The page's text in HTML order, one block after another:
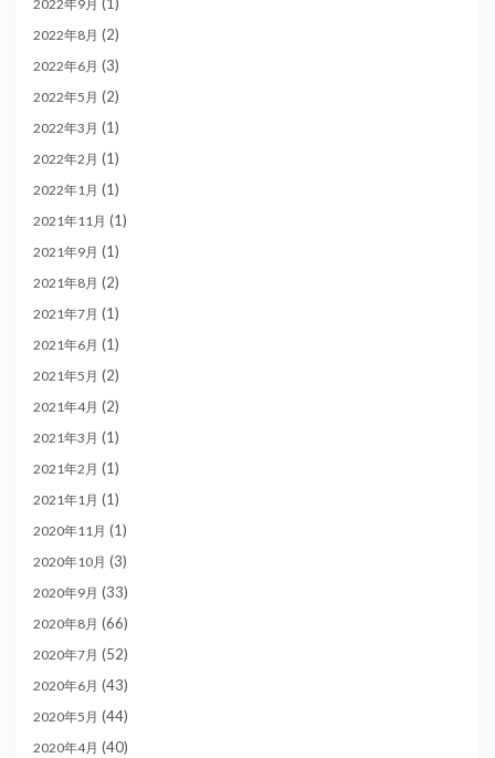
2022年9月
2022年8月 (2)
2022年6月 (3)
2022年5月 (2)
2022年3月 (1)
2022年2月 (1)
2022年1月 (1)
2021年11月 (1)
2021年9月 (1)
2021年8月 (2)
2021年7月 (1)
2021年6月 (1)
2021年5月 (2)
2021年4月 (2)
2021年3月 (1)
2021年2月 (1)
2021年1月 (1)
2020年11月 (1)
2020年10月 (3)
2020年9月 (33)
2020年8月 (66)
2020年7月 (52)
2020年6月 (43)
2020年5月 (44)
2020年4月 (40)